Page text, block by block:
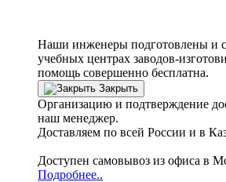
Наши инженеры подготовлены и
учебных центрах заводов-
помощь совершенно бесплатна.
Закрыть
Организацию и подтверждение
наш менеджер.
Доставляем по всей России
Доступен самовывоз из офиса в
Подробнее..